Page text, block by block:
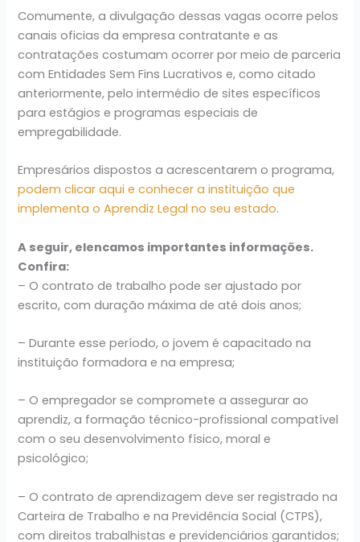
Comumente, a divulgação dessas vagas ocorre pelos
canais oficias da empresa contratante e as
contratações costumam ocorrer por meio de parceria
com Entidades Sem Fins Lucrativos e, como citado
anteriormente, pelo intermédio de sites específicos
para estágios e programas especiais de
empregabilidade.
Empresários dispostos a acrescentarem o programa,
podem clicar aqui e conhecer a instituição que
implementa o Aprendiz Legal no seu estado.
A seguir, elencamos importantes informações.
Confira:
– O contrato de trabalho pode ser ajustado por
escrito, com duração máxima de até dois anos;
– Durante esse período, o jovem é capacitado na
instituição formadora e na empresa;
– O empregador se compromete a assegurar ao
aprendiz, a formação técnico-profissional compatível
com o seu desenvolvimento físico, moral e
psicológico;
– O contrato de aprendizagem deve ser registrado na
Carteira de Trabalho e na Previdência Social (CTPS),
com direitos trabalhistas e previdenciários garantidos;